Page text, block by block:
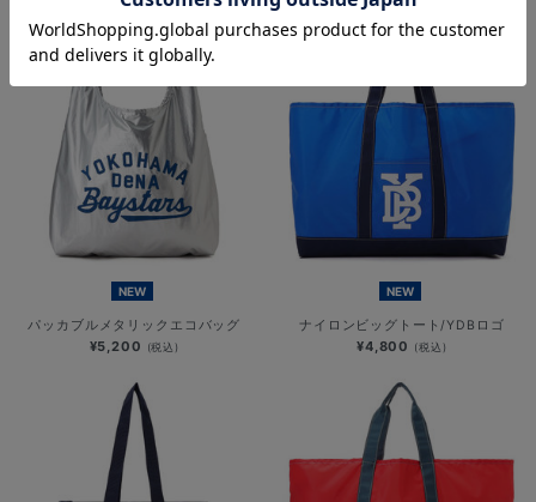
NEW
パッカブルメタリックエコバッグ
¥5,200 (税込)
NEW
ナイロンビッグトート/YDBロゴ
¥4,800 (税込)